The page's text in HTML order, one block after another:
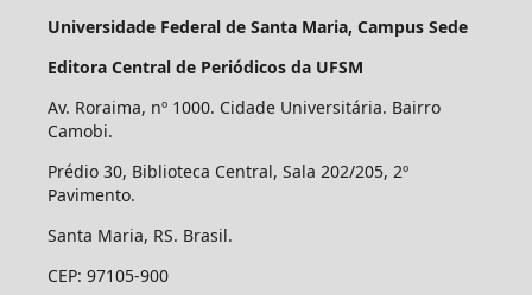
Universidade Federal de Santa Maria, Campus Sede
Editora Central de Periódicos da UFSM
Av. Roraima, nº 1000. Cidade Universitária. Bairro
Camobi.
Prédio 30, Biblioteca Central, Sala 202/205, 2º
Pavimento.
Santa Maria, RS. Brasil.
CEP: 97105-900